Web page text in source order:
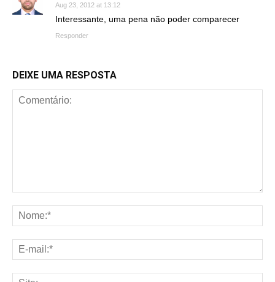
Aug 23, 2012 at 13:12
Interessante, uma pena não poder comparecer
Responder
DEIXE UMA RESPOSTA